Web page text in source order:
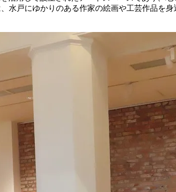
水戸にゆかりのある作家の絵画や工芸作品を